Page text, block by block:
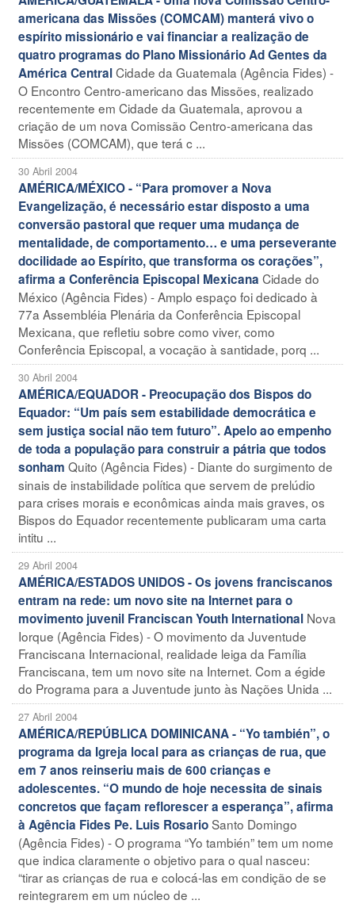
americana das Missões (COMCAM) manterá vivo o
espírito missionário e vai financiar a realização de
quatro programas do Plano Missionário Ad Gentes da
América CentralCidade da Guatemala (Agência Fides) -
O Encontro Centro-americano das Missões, realizado
recentemente em Cidade da Guatemala, aprovou a
criação de um nova Comissão Centro-americana das
Missões (COMCAM), que terá c ...
30 Abril 2004
AMÉRICA/MÉXICO - “Para promover a Nova
Evangelização, é necessário estar disposto a uma
conversão pastoral que requer uma mudança de
mentalidade, de comportamento… e uma perseverante
docilidade ao Espírito, que transforma os corações”,
afirma a Conferência Episcopal Mexicana Cidade do
México (Agência Fides) - Amplo espaço foi dedicado à
77a Assembléia Plenária da Conferência Episcopal
Mexicana, que refletiu sobre como viver, como
Conferência Episcopal, a vocação à santidade, porq ...
30 Abril 2004
AMÉRICA/EQUADOR - Preocupação dos Bispos do
Equador: “Um país sem estabilidade democrática e
sem justiça social não tem futuro”. Apelo ao empenho
de toda a população para construir a pátria que todos
sonham Quito (Agência Fides) - Diante do surgimento de
sinais de instabilidade política que servem de prelúdio
para crises morais e econômicas ainda mais graves, os
Bispos do Equador recentemente publicaram uma carta
intitu ...
29 Abril 2004
AMÉRICA/ESTADOS UNIDOS - Os jovens franciscanos
entram na rede: um novo site na Internet para o
movimento juvenil Franciscan Youth International Nova
Iorque (Agência Fides) - O movimento da Juventude
Franciscana Internacional, realidade leiga da Família
Franciscana, tem um novo site na Internet. Com a égide
do Programa para a Juventude junto às Nações Unida ...
27 Abril 2004
AMÉRICA/REPÚBLICA DOMINICANA - “Yo también”, o
programa da Igreja local para as crianças de rua, que
em 7 anos reinseriu mais de 600 crianças e
adolescentes. “O mundo de hoje necessita de sinais
concretos que façam reflorescer a esperança”, afirma
à Agência Fides Pe. Luis RosarioSanto Domingo
(Agência Fides) - O programa “Yo también” tem um nome
que indica claramente o objetivo para o qual nasceu:
“tirar as crianças de rua e colocá-las em condição de se
reintegrarem em um núcleo de ...